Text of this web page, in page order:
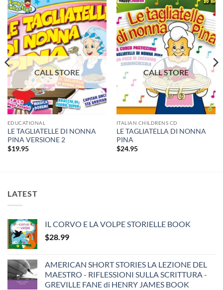
EDUCATIONAL
LE TAGLIATELLE DI NONNA
PINA VERSIONE 2
$19.95
ITALIAN CHILDRENS CD
LE TAGLIATELLA DI NONNA
PINA
$24.95
LATEST
IL CORVO E LA VOLPE STORIELLE BOOK
$28.99
AMERICAN SHORT STORIES LA LEZIONE DEL
MAESTRO - RIFLESSIONI SULLA SCRITTURA -
GREVILLE FANE di HENRY JAMES BOOK